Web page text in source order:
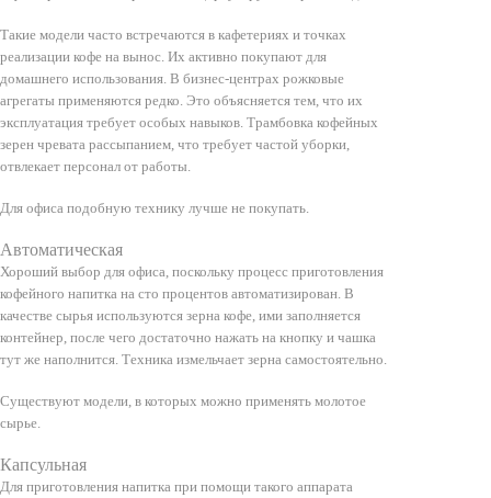
Такие модели часто встречаются в кафетериях и точках
реализации кофе на вынос. Их активно покупают для
домашнего использования. В бизнес-центрах рожковые
агрегаты применяются редко. Это объясняется тем, что их
эксплуатация требует особых навыков. Трамбовка кофейных
зерен чревата рассыпанием, что требует частой уборки,
отвлекает персонал от работы.
Для офиса подобную технику лучше не покупать.
Автоматическая
Хороший выбор для офиса, поскольку процесс приготовления
кофейного напитка на сто процентов автоматизирован. В
качестве сырья используются зерна кофе, ими заполняется
контейнер, после чего достаточно нажать на кнопку и чашка
тут же наполнится. Техника измельчает зерна самостоятельно.
Существуют модели, в которых можно применять молотое
сырье.
Капсульная
Для приготовления напитка при помощи такого аппарата